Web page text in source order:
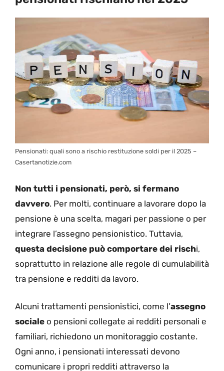
Pensionati: quali sono a rischio restituzione soldi per il 2025 –
Casertanotizie.com
Non tutti i pensionati, però, si fermano
davvero. Per molti, continuare a lavorare dopo la
pensione è una scelta, magari per passione o per
integrare l’assegno pensionistico. Tuttavia,
questa decisione può comportare dei rischi,
soprattutto in relazione alle regole di cumulabilità
tra pensione e redditi da lavoro.
Alcuni trattamenti pensionistici, come l’assegno
sociale o pensioni collegate ai redditi personali e
familiari, richiedono un monitoraggio costante.
Ogni anno, i pensionati interessati devono
comunicare i propri redditi attraverso la